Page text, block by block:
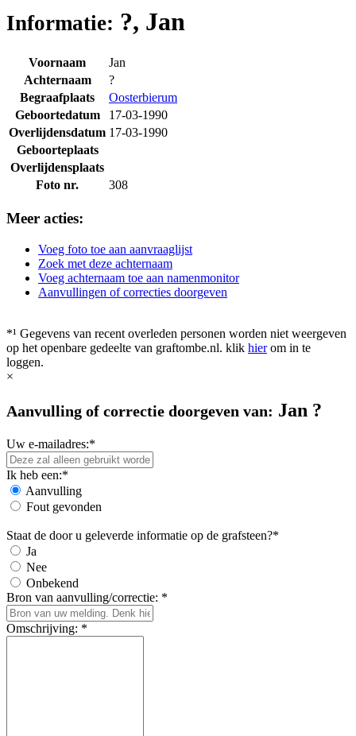
Informatie: ?, Jan
Voornaam
Jan
Achternaam
?
Begraafplaats
Oosterbierum
Geboortedatum
17-03-1990
Overlijdensdatum 17-03-1990
Geboorteplaats
Overlijdensplaats
Foto nr.
308
Meer acties:
Voeg foto toe aan aanvraaglijst
Zoek met deze achternaam
Voeg achternaam toe aan namenmonitor
Aanvullingen of correcties doorgeven
*¹ Gegevens van recent overleden personen worden niet weergeven
op het openbare gedeelte van graftombe.nl. klik hierom in te
loggen.
×
Aanvulling of correctie doorgeven van: Jan ?
Uw e-mailadres:*
Ik heb een:*
Aanvulling
Fout gevonden
Staat de door u geleverde informatie op de grafsteen?*
Ja
Nee
Onbekend
Bron van aanvulling/correctie: *
Omschrijving: *